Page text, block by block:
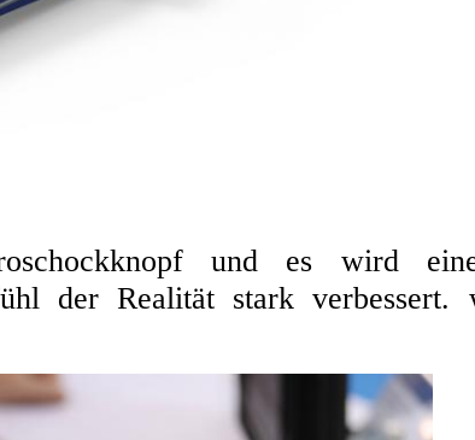
und es wird einen
der Realität stark verbessert.